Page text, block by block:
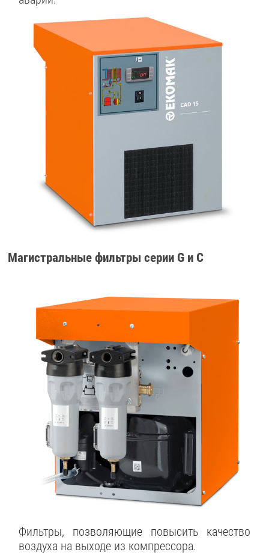
Магистральные фильтры серии G и C
Фильтры, позволяющие повысить качество
воздуха на выходе из компрессора.